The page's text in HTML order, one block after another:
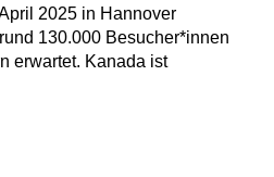
2025 in Hannover
130.000 Besucher*innen
erwartet. Kanada ist